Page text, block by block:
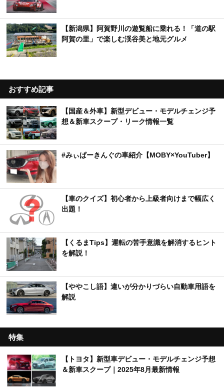
【新潟県】阿賀野川の遊覧船に乗れる！「道の駅
阿賀の里」で楽しむ渓谷美と地元グルメ
おすすめ記事
【国産＆外車】新型デビュー・モデルチェンジ予
想＆新車スクープ・リーク情報一覧
#みぃぱーきんぐの車紹介【MOBY×YouTuber】
【車のクイズ】初心者から上級者向けまで幅広く
出題！
【くるまTips】運転の苦手意識を解消するヒント
を解説！
【ややこし語】違いが分かりづらい自動車用語を
解説
特集
【トヨタ】新型車デビュー・モデルチェンジ予想
＆新車スクープ｜2025年8月最新情報